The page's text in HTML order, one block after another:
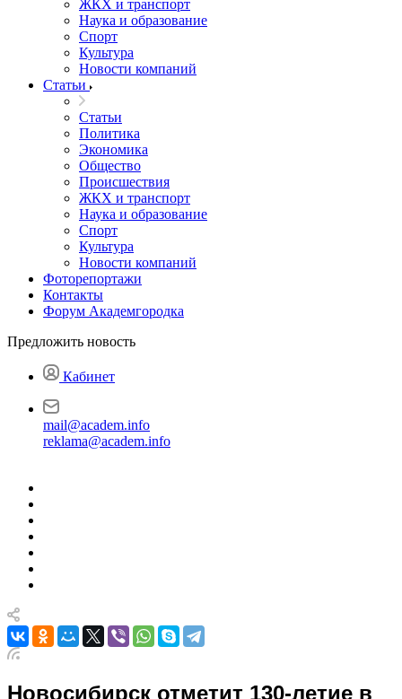
ЖКХ и транспорт
Наука и образование
Спорт
Культура
Новости компаний
Статьи
Статьи
Политика
Экономика
Общество
Происшествия
ЖКХ и транспорт
Наука и образование
Спорт
Культура
Новости компаний
Фоторепортажи
Контакты
Форум Академгородка
Предложить новость
Кабинет
mail@academ.info
reklama@academ.info
Новосибирск отметит 130-летие в